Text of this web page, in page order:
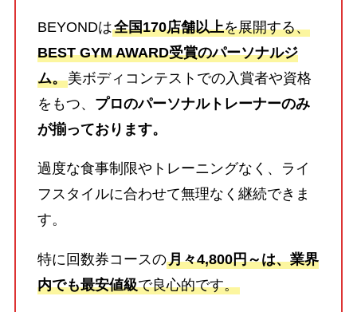
BEYONDは全国170店舗以上を展開する、
BEST GYM AWARD受賞のパーソナルジ
ム。美ボディコンテストでの入賞者や資格
をもつ、 プロのパーソナルトレーナーのみ
が揃っております。
過度な食事制限やトレーニングなく、ライ
フスタイルに合わせて無理なく継続できま
す。
特に回数券コースの月々4,800円～は、業界
内でも最安値級で良心的です。